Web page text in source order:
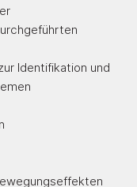
Identifikation und